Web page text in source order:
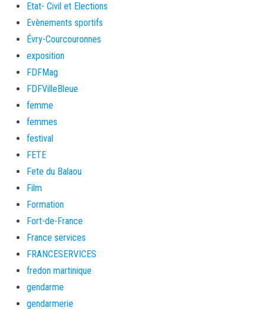
Etat- Civil et Elections
Evènements sportifs
Évry-Courcouronnes
exposition
FDFMag
FDFVilleBleue
femme
femmes
festival
FETE
Fete du Balaou
Film
Formation
Fort-de-France
France services
FRANCESERVICES
fredon martinique
gendarme
gendarmerie